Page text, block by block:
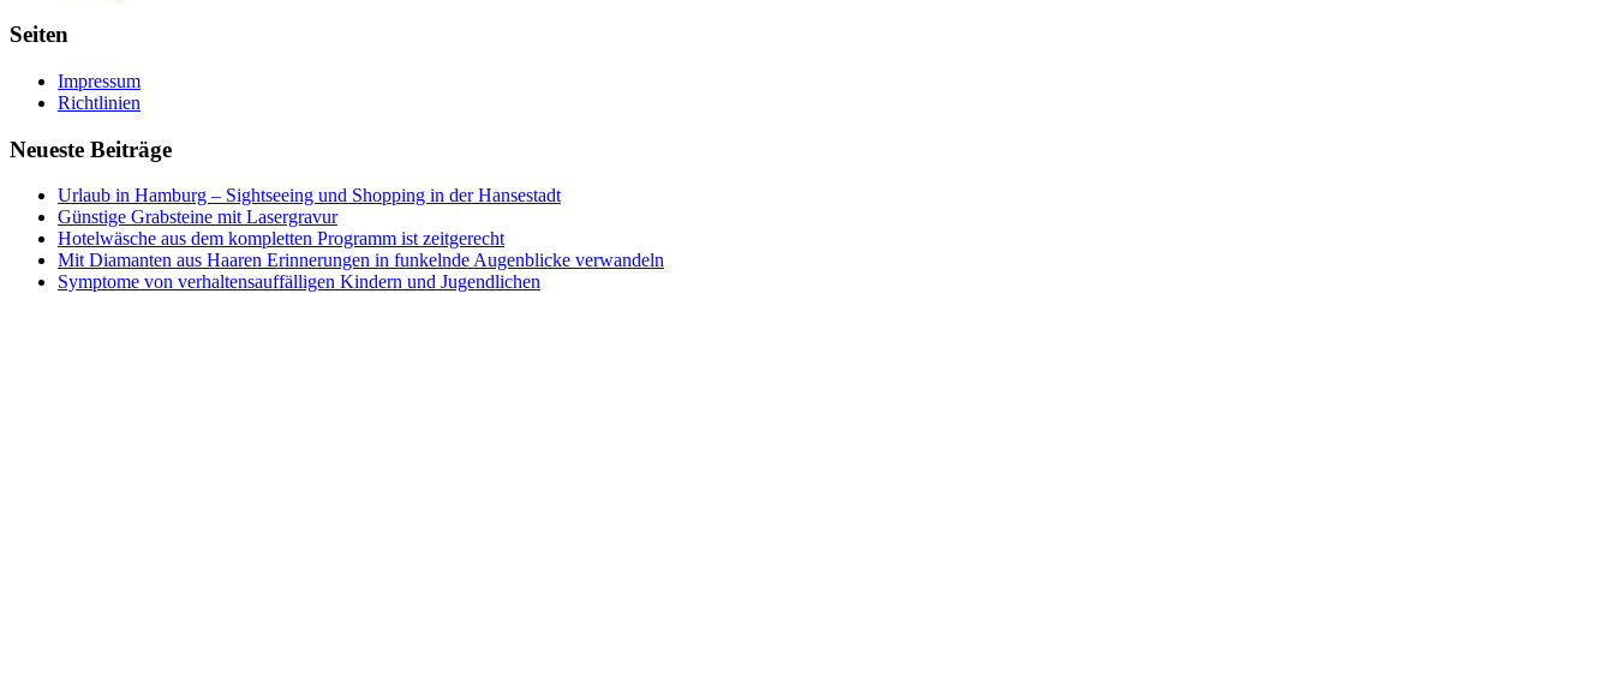
Seiten
Impressum
Richtlinien
Neueste Beiträge
Urlaub in Hamburg – Sightseeing und Shopping in der Hansestadt
Günstige Grabsteine mit Lasergravur
Hotelwäsche aus dem kompletten Programm ist zeitgerecht
Mit Diamanten aus Haaren Erinnerungen in funkelnde Augenblicke verwandeln
Symptome von verhaltensauffälligen Kindern und Jugendlichen